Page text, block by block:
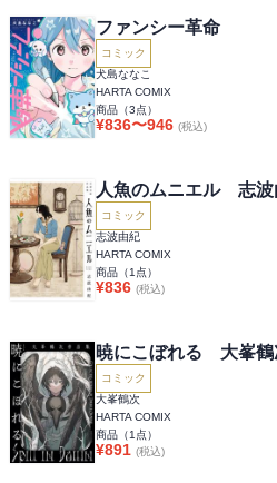
ファンシー革命
コミック
犬島ななこ
HARTA COMIX
商品（3点）
¥836〜946 (税込)
人魚のムニエル 志波
コミック
志波由紀
HARTA COMIX
商品（1 点）
¥836 (税込)
暁にこぼれる 大峯鶴
コミック
大峯鶴次
HARTA COMIX
商品（1 点）
¥891 (税込)